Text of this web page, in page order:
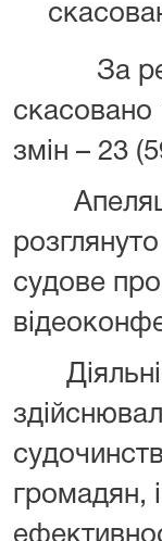
За
скасовано
змін – 23
судове
громадян,